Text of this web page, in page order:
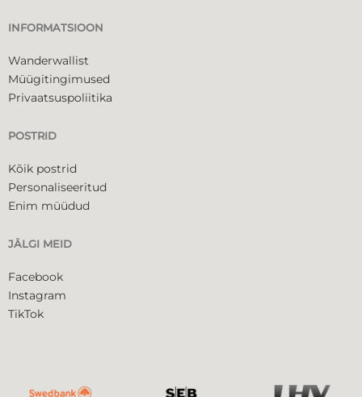
INFORMATSIOON
Wanderwallist
Müügitingimused
Privaatsuspoliitika
POSTRID
Kõik postrid
Personaliseeritud
Enim müüdud
JÄLGI MEID
Facebook
Instagram
TikTok